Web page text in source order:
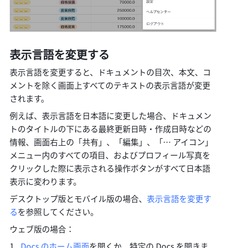
表示言語を変更する
表示言語を変更すると、ドキュメントの目次、本文、コ
メントを除く画面上すべてのテキストの表示言語が変更
されます。
例えば、表示言語を日本語に変更した場合、ドキュメン
トのタイトルの下にある最終更新日時・作成日時などの
情報、画面右上の「共有」、「編集」、「… アイコン」
メニュー内のすべての項目、およびプロフィール写真を
クリックした際に表示される操作ボタンがすべて日本語
表示に変わります。
デスクトップ版とモバイル版の場合、表示言語を変更す
るを参照してください。
ウェブ版の場合：